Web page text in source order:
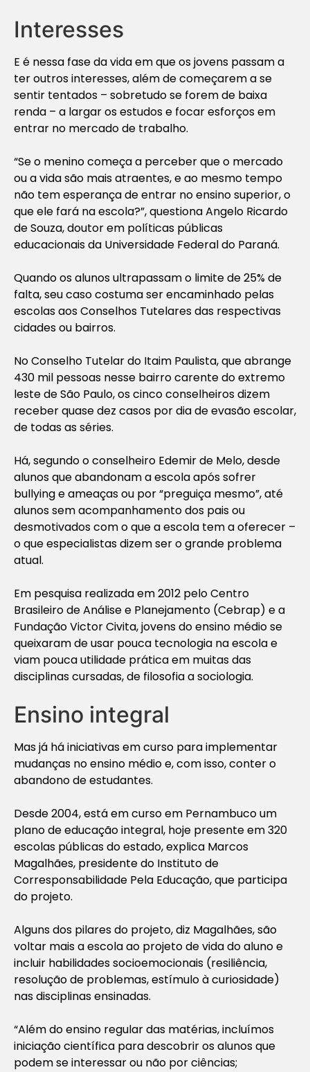
Interesses
E é nessa fase da vida em que os jovens passam a
ter outros interesses, além de começarem a se
sentir tentados – sobretudo se forem de baixa
renda – a largar os estudos e focar esforços em
entrar no mercado de trabalho.
“Se o menino começa a perceber que o mercado
ou a vida são mais atraentes, e ao mesmo tempo
não tem esperança de entrar no ensino superior, o
que ele fará na escola?”, questiona Angelo Ricardo
de Souza, doutor em políticas públicas
educacionais da Universidade Federal do Paraná.
Quando os alunos ultrapassam o limite de 25% de
falta, seu caso costuma ser encaminhado pelas
escolas aos Conselhos Tutelares das respectivas
cidades ou bairros.
No Conselho Tutelar do Itaim Paulista, que abrange
430 mil pessoas nesse bairro carente do extremo
leste de São Paulo, os cinco conselheiros dizem
receber quase dez casos por dia de evasão escolar,
de todas as séries.
Há, segundo o conselheiro Edemir de Melo, desde
alunos que abandonam a escola após sofrer
bullying e ameaças ou por “preguiça mesmo”, até
alunos sem acompanhamento dos pais ou
desmotivados com o que a escola tem a oferecer –
o que especialistas dizem ser o grande problema
atual.
Em pesquisa realizada em 2012 pelo Centro
Brasileiro de Análise e Planejamento (Cebrap) e a
Fundação Victor Civita, jovens do ensino médio se
queixaram de usar pouca tecnologia na escola e
viam pouca utilidade prática em muitas das
disciplinas cursadas, de filosofia a sociologia.
Ensino integral
Mas já há iniciativas em curso para implementar
mudanças no ensino médio e, com isso, conter o
abandono de estudantes.
Desde 2004, está em curso em Pernambuco um
plano de educação integral, hoje presente em 320
escolas públicas do estado, explica Marcos
Magalhães, presidente do Instituto de
Corresponsabilidade Pela Educação, que participa
do projeto.
Alguns dos pilares do projeto, diz Magalhães, são
voltar mais a escola ao projeto de vida do aluno e
incluir habilidades socioemocionais (resiliência,
resolução de problemas, estímulo à curiosidade)
nas disciplinas ensinadas.
“Além do ensino regular das matérias, incluímos
iniciação científica para descobrir os alunos que
podem se interessar ou não por ciências;